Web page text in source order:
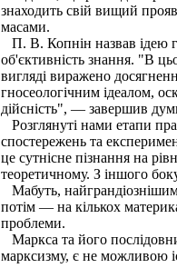
знаходить свій вищий
масами.
П. В. Копнін назвав ідею
об'єктивність знання. "В
вигляді виражено
гносеологічним ідеалом,
дійсність", — завершив
Розглянуті нами етапи
спостережень та
це сутнісне пізнання на
теоретичному. З іншого
Мабуть, найграндіознішим
потім — на кількох
проблеми.
Маркса та його
марксизму, є не можливою